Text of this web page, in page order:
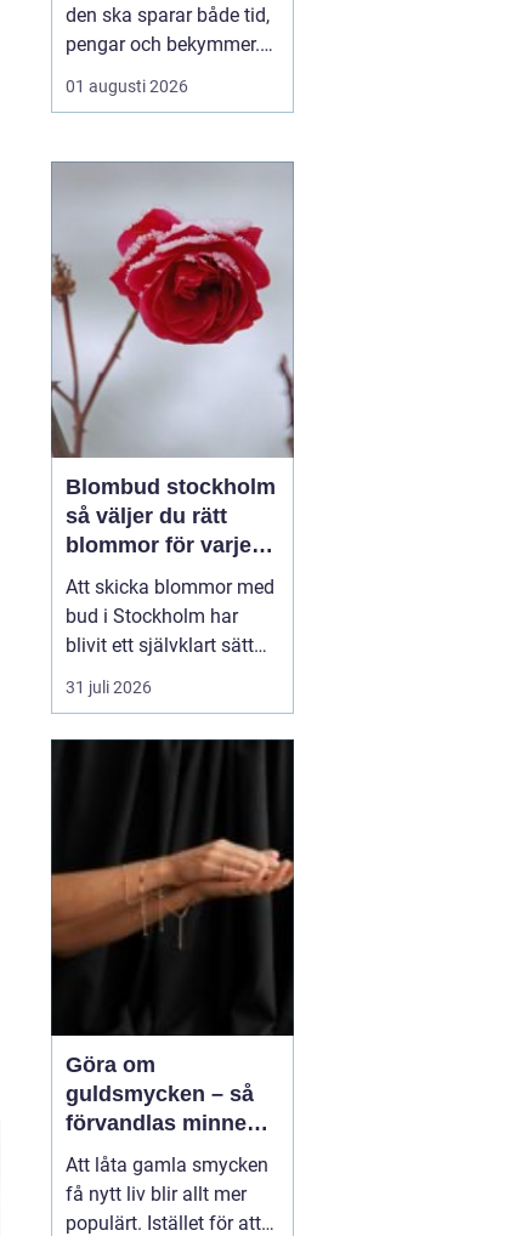
den ska sparar både tid,
pengar och bekymmer.
För många förare blir
servicefrågan ändå
tills en varningslampa
känns fel. Ge...
01 augusti 2026
Blombud stockholm
så väljer du rätt
blommor för varje
tillfälle
Att skicka blommor med
bud i Stockholm har
blivit ett självklart sätt
att visa omtanke, fira
stora händelser eller
svårt att formulera i ord.
sekunder, oavsett om
mottagaren befinner sig
på konto...
31 juli 2026
Göra om
guldsmycken – så
förvandlas minnen
till nya favoriter
Att låta gamla smycken
få nytt liv blir allt mer
populärt. Istället för att